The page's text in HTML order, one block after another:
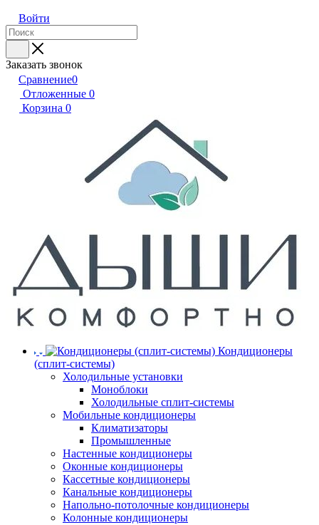
Войти
Заказать звонок
Сравнение0
Отложенные 0
Корзина 0
Кондиционеры
(сплит-системы)
Холодильные установки
Моноблоки
Холодильные сплит-системы
Мобильные кондиционеры
Климатизаторы
Промышленные
Настенные кондиционеры
Оконные кондиционеры
Кассетные кондиционеры
Канальные кондиционеры
Напольно-потолочные кондиционеры
Колонные кондиционеры